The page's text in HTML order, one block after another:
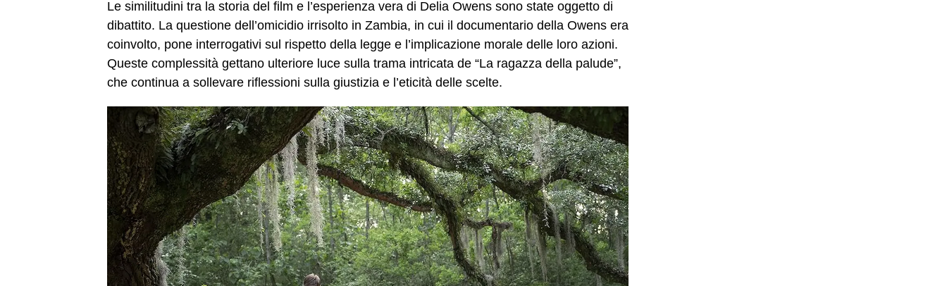
Le similitudini tra la storia del film e l’esperienza vera di Delia Owens sono state oggetto di
dibattito. La questione dell’omicidio irrisolto in Zambia, in cui il documentario della Owens era
coinvolto, pone interrogativi sul rispetto della legge e l’implicazione morale delle loro azioni.
Queste complessità gettano ulteriore luce sulla trama intricata de “La ragazza della palude”,
che continua a sollevare riflessioni sulla giustizia e l’eticità delle scelte.